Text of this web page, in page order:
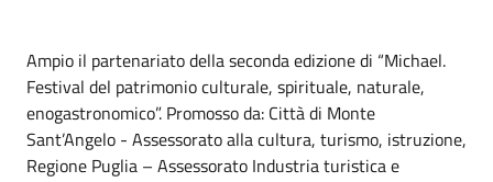
Ampio il partenariato della seconda edizione di “Michael.
Festival del patrimonio culturale, spirituale, naturale,
enogastronomico”. Promosso da: Città di Monte
Sant’Angelo - Assessorato alla cultura, turismo, istruzione,
Regione Puglia – Assessorato Industria turistica e